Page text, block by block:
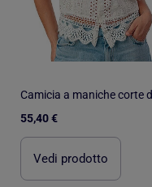
55,40 €
Vedi prodotto